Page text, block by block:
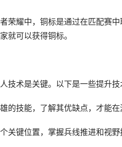
荣耀中，铜标是通过在匹配赛
就可以获得铜标。
技术是关键。以下是一些提升技
的技能，了解其优缺点，才能在
关键位置，掌握兵线推进和视野